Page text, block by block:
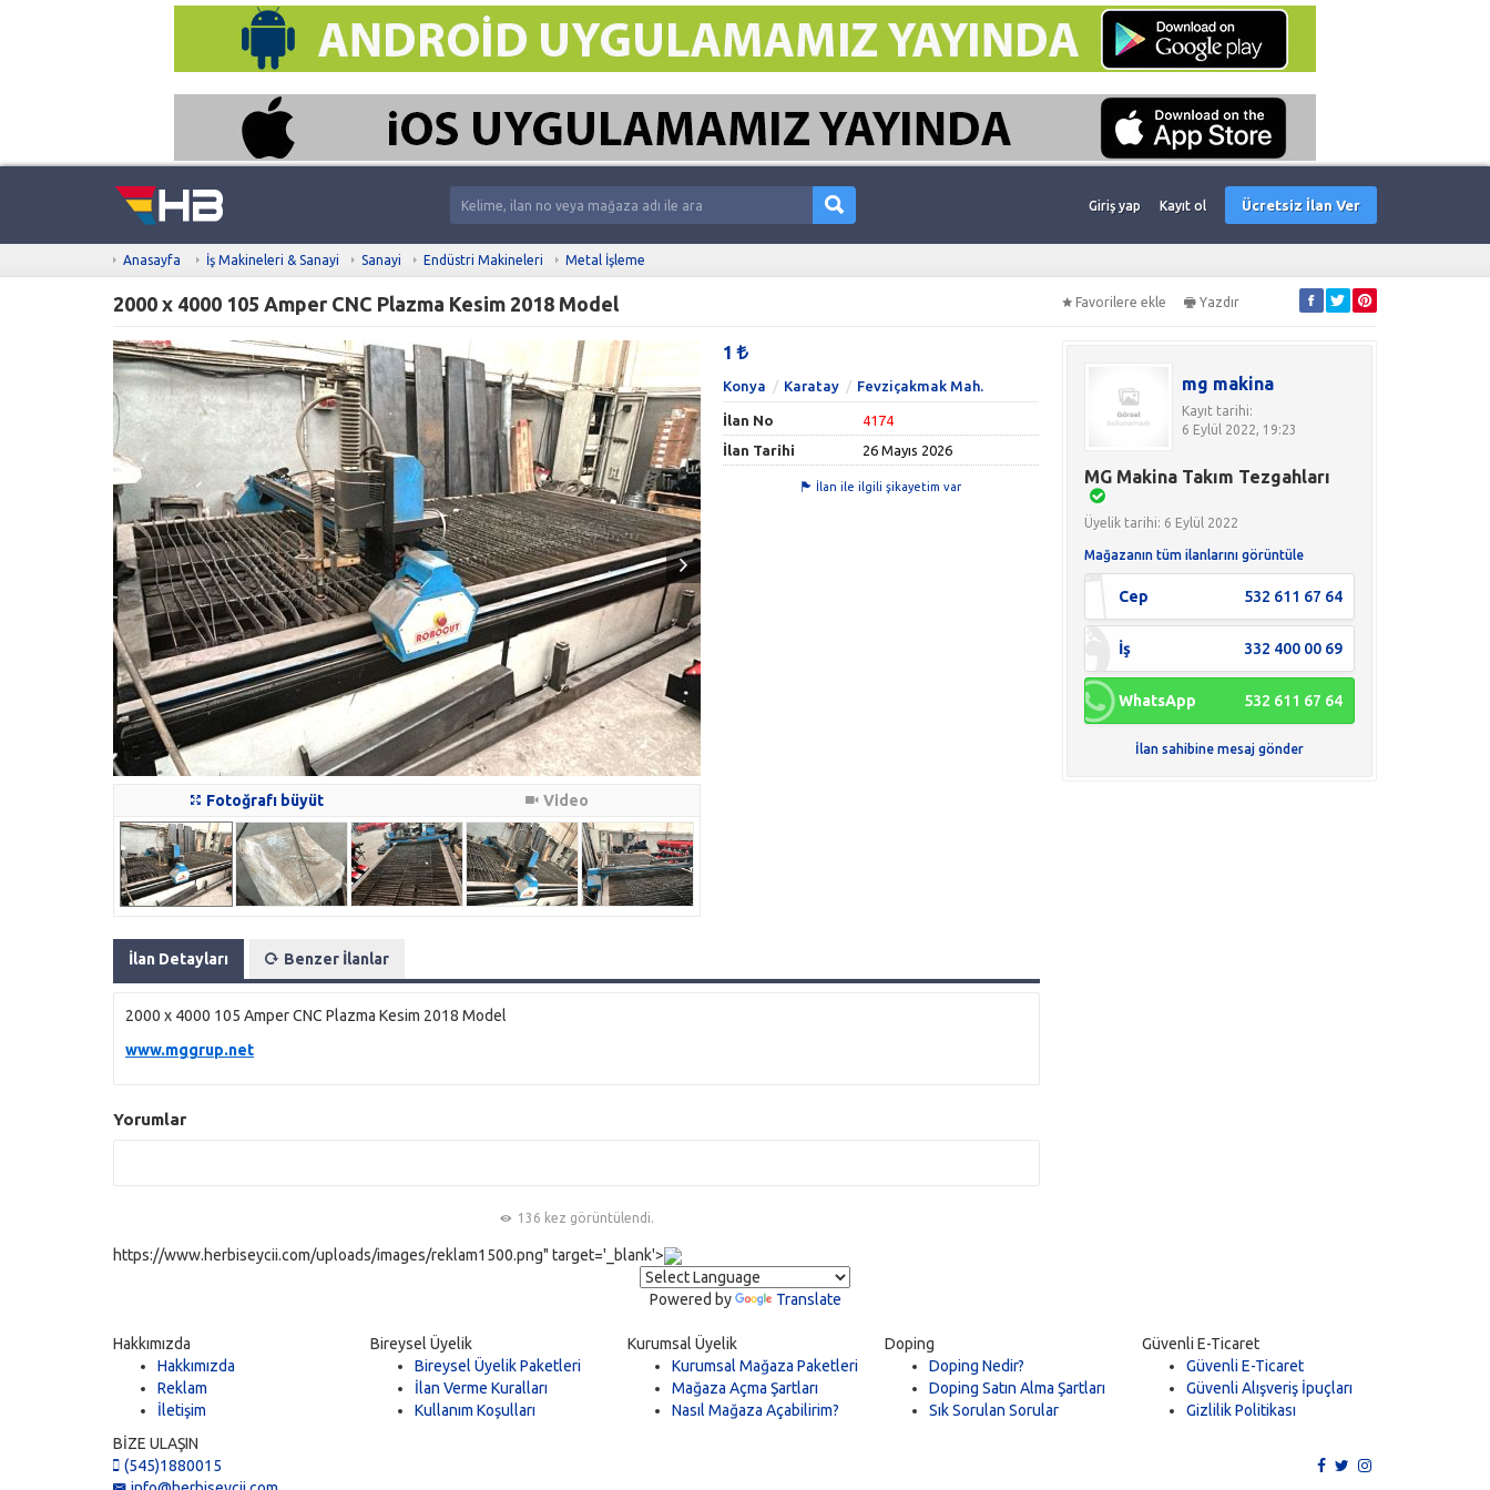
Giriş yap Kayıt ol Ücretsiz İlan Ver
Anasayfa İş Makineleri & Sanayi Sanayi Endüstri Makineleri Metal İşleme
2000 x 4000 105 Amper CNC Plazma Kesim 2018 Model Favorilere ekle Yazdır
Fotoğrafı büyüt Video
1
Konya Karatay Fevziçakmak Mah.
İlan No
4174
İlan Tarihi
26 Mayıs 2026
İlan ile ilgili şikayetim var
İlan Detayları Benzer İlanlar
2000 x 4000 105 Amper CNC Plazma Kesim 2018 Model
www.mggrup.net
Yorumlar
136 kez görüntülendi.
mg makina
Kayıt tarihi:
6 Eylül 2022, 19:23
MG Makina Takım Tezgahları
Üyelik tarihi: 6 Eylül 2022
Mağazanın tüm ilanlarını görüntüle
Cep 532 611 67 64
İş 332 400 00 69
WhatsApp 532 611 67 64
İlan sahibine mesaj gönder
https://www.herbiseycii.com/uploads/images/reklam1500.png" target='_blank'>
Powered by Translate
Hakkımızda
Hakkımızda
Reklam
İletişim
Bireysel Üyelik
Bireysel Üyelik Paketleri
İlan Verme Kuralları
Kullanım Koşulları
Kurumsal Üyelik
Kurumsal Mağaza Paketleri
Mağaza Açma Şartları
Nasıl Mağaza Açabilirim?
Doping
Doping Nedir?
Doping Satın Alma Şartları
Sık Sorulan Sorular
Güvenli E-Ticaret
Güvenli E-Ticaret
Güvenli Alışveriş İpuçları
Gizlilik Politikası
BİZE ULAŞIN
(545)1880015